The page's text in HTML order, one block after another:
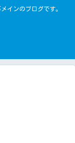
インのブログです。